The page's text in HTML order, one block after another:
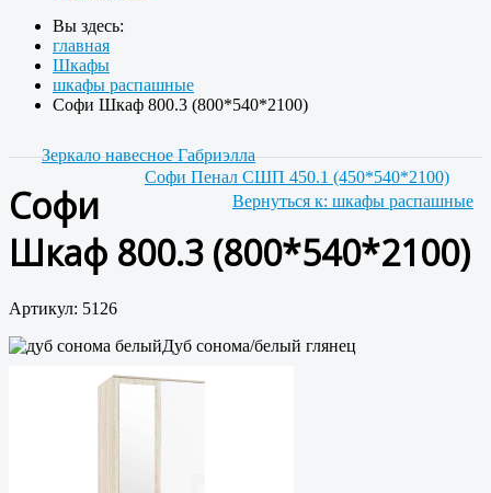
Вы здесь:
главная
Шкафы
шкафы распашные
Софи Шкаф 800.3 (800*540*2100)
Зеркало навесное Габриэлла
Софи Пенал СШП 450.1 (450*540*2100)
Вернуться к: шкафы распашные
Софи
Шкаф 800.3 (800*540*2100)
Артикул: 5126
Дуб сонома/белый глянец